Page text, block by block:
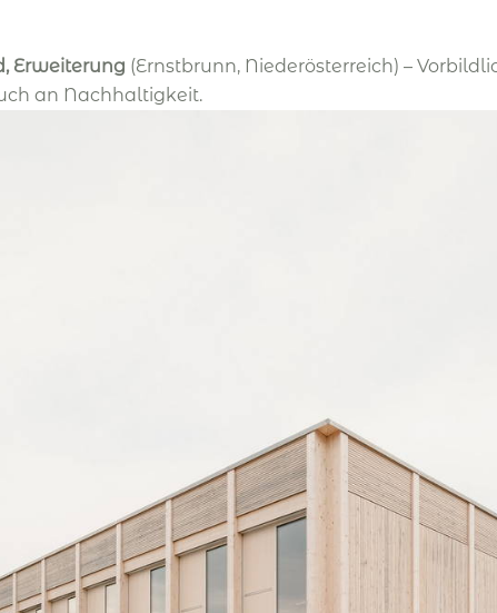
Erweiterung (Ernstbrunn, Niederösterreich) –
an Nachhaltigkeit.